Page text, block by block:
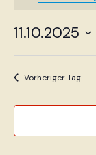
11.10.2025
Datum
wählen.
Vorheriger Tag